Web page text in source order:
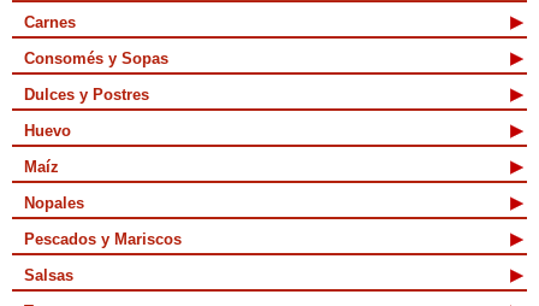
Carnes
Consomés y Sopas
Dulces y Postres
Huevo
Maíz
Nopales
Pescados y Mariscos
Salsas